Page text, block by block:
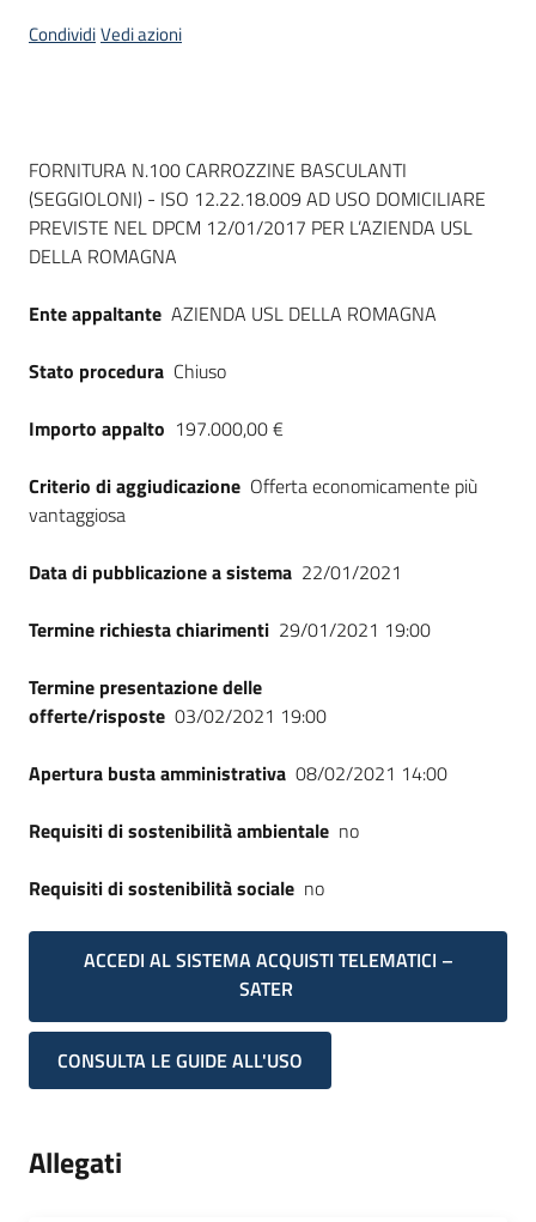
Seguici
su
CondividiVedi azioni
Dati del bando
FORNITURA N.100 CARROZZINE BASCULANTI
(SEGGIOLONI) - ISO 12.22.18.009 AD USO DOMICILIARE
PREVISTE NEL DPCM 12/01/2017 PER L’AZIENDA USL
DELLA ROMAGNA
Ente appaltante AZIENDA USL DELLA ROMAGNA
Stato procedura Chiuso
Importo appalto 197.000,00 €
Criterio di aggiudicazione Offerta economicamente più
vantaggiosa
Data di pubblicazione a sistema 22/01/2021
Termine richiesta chiarimenti 29/01/2021 19:00
Termine presentazione delle
offerte/risposte 03/02/2021 19:00
Apertura busta amministrativa 08/02/2021 14:00
Requisiti di sostenibilità ambientale no
Requisiti di sostenibilità sociale no
ACCEDI AL SISTEMA ACQUISTI TELEMATICI –
SATER
CONSULTA LE GUIDE ALL'USO
Allegati